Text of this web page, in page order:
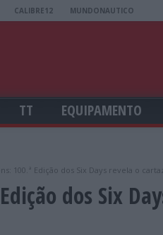
CALIBRE12 MUNDONAUTICO
TT EQUIPAMENTO
100.ª Edição dos Six Days revela o
dos Six